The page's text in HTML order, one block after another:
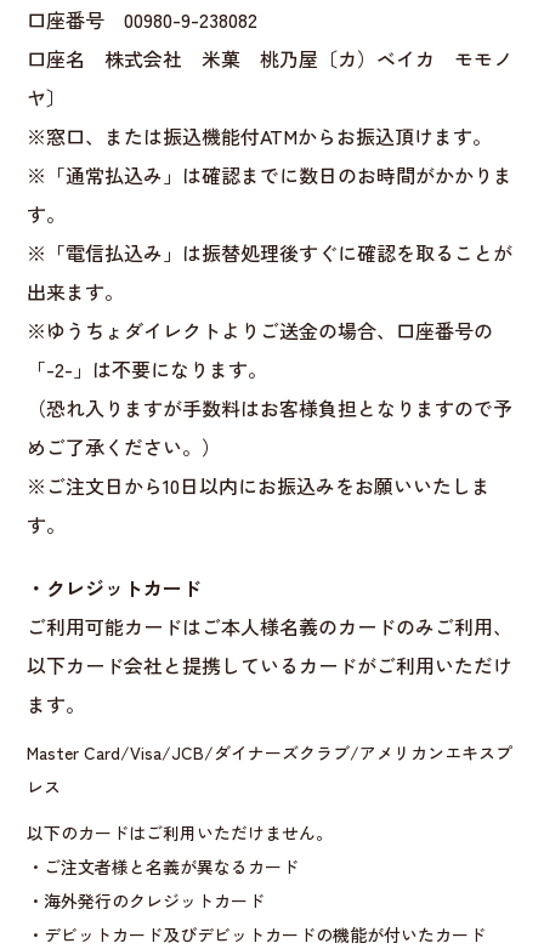
口座番号 00980-9-238082
口座名 株式会社 米菓 桃乃屋〔カ）ベイカ モモノ
ヤ〕
※窓口、または振込機能付ATMからお振込頂けます。
※「通常払込み」は確認までに数日のお時間がかかりま
す。
※「電信払込み」は振替処理後すぐに確認を取ることが
出来ます。
※ゆうちょダイレクトよりご送金の場合、口座番号の
「-2-」は不要になります。
（恐れ入りますが手数料はお客様負担となりますので予
めご了承ください。）
※ご注文日から10日以内にお振込みをお願いいたしま
す。
・クレジットカード
ご利用可能カードはご本人様名義のカードのみご利用、
以下カード会社と提携しているカードがご利用いただけ
ます。
Master Card/Visa/JCB/ダイナーズクラブ/アメリカンエキスプ
レス
以下のカードはご利用いただけません。
・ご注文者様と名義が異なるカード
・海外発行のクレジットカード
・デビットカード及びデビットカードの機能が付いたカード